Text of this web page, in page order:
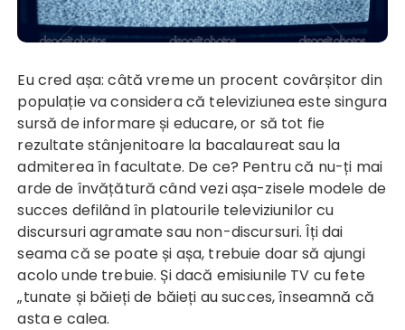
Eu cred așa: câtă vreme un procent covârșitor din
populație va considera că televiziunea este singura
sursă de informare și educare, or să tot fie
rezultate stânjenitoare la bacalaureat sau la
admiterea în facultate. De ce? Pentru că nu-ți mai
arde de învățătură când vezi așa-zisele modele de
succes defilând în platourile televiziunilor cu
discursuri agramate sau non-discursuri. Îți dai
seama că se poate și așa, trebuie doar să ajungi
acolo unde trebuie. Și dacă emisiunile TV cu fete
„tunate și băieți de băieți au succes, înseamnă că
asta e calea.